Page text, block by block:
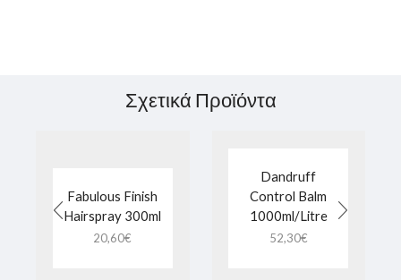
Σχετικά Προϊόντα
Fabulous Finish
Hairspray 300ml
20,60€
Dandruff
Control Balm
1000ml/Litre
52,30€